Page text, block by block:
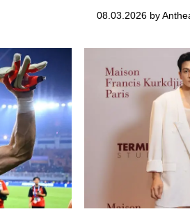
08.03.2026 by